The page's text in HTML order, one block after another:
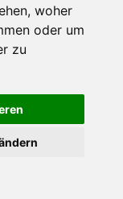
woher
oder um
zu80 EUR
von 90 Tagen
Mehr lesen